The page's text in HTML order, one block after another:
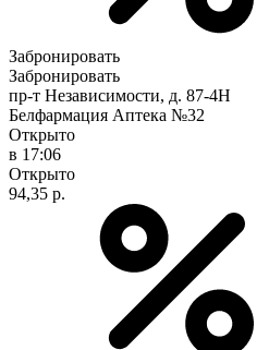
Забронировать
Забронировать
пр-т Независимости, д. 87-4Н
Белфармация Аптека №32
Открыто
в 17:06
Открыто
94,35 р.